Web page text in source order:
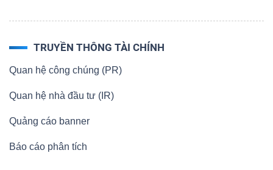
TRUYỀN THÔNG TÀI CHÍNH
Quan hệ công chúng (PR)
Quan hệ nhà đầu tư (IR)
Quảng cáo banner
Báo cáo phân tích